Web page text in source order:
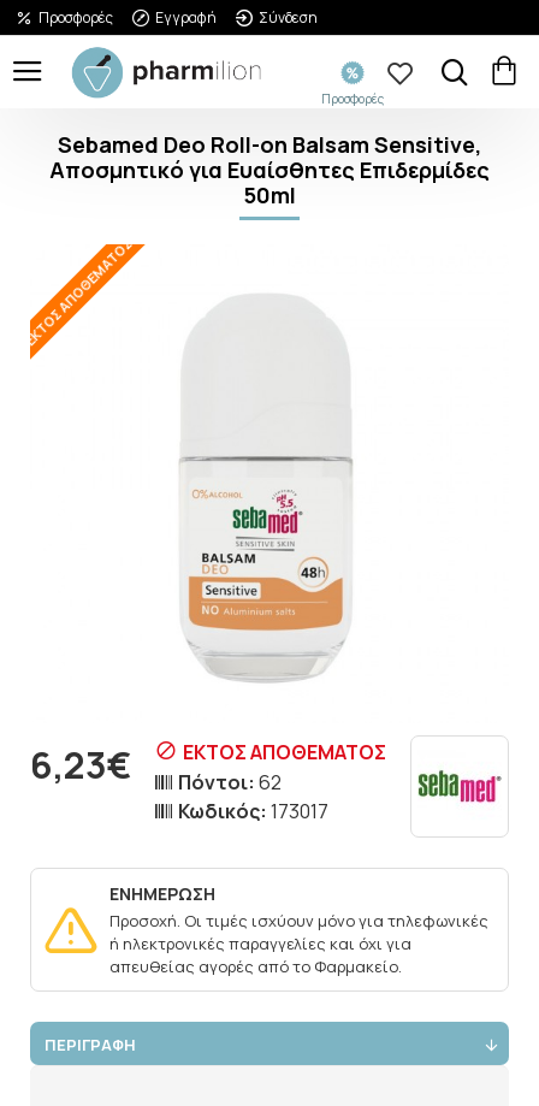
Προσφορές Εγγραφή Σύνδεση
Προσφορές
Sebamed Deo Roll-on Balsam Sensitive,
Αποσμητικό για Ευαίσθητες Επιδερμίδες
50ml
ΕΚΤΌΣ ΑΠΟΘΈΜΑΤΟΣ
ΕΝΗΜΕΡΩΣΗ
Προσοχή. Οι τιμές ισχύουν μόνο για τηλεφωνικές
ή ηλεκτρονικές παραγγελίες και όχι για
απευθείας αγορές από το Φαρμακείο.
6,23€
ΕΚΤΌΣ ΑΠΟΘΈΜΑΤΟΣ
Πόντοι: 62
Κωδικός: 173017
ΠΕΡΙΓΡΑΦΗ